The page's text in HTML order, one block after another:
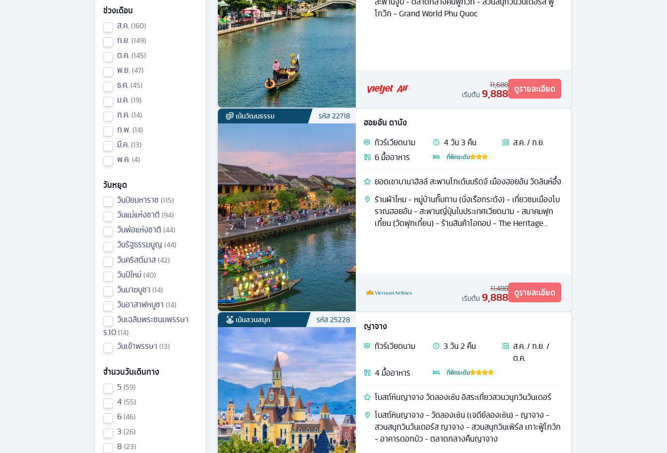
ช่วงเดือน
ส.ค. 160
ก.ย. 149
ต.ค. 145
พ.ย. 47
ธ.ค. 45
ม.ค. 19
ก.ค. 14
ก.พ. 14
มี.ค. 13
พ.ค. 4
วันหยุด
วันปิยมหาราช 115
วันแม่แห่งชาติ 94
วันพ่อแห่งชาติ 44
วันรัฐธรรมนูญ 44
วันคริสต์มาส 42
วันปีใหม่ 40
วันมาฆบูชา 14
วันอาสาฬหบูชา 14
วันเฉลิมพระชนมพรรษา
ร.10 14
วันเข้าพรรษา 13
จำนวนวันเดินทาง
5 59
4 55
6 46
3 26
8 23
โกว๊ก - Grand World Phu Quoc
11,688
เริ่มต้น 9,888 ดูรายละเอียด
เน้นวัฒนธรรม รหัส22718
ฮอยอัน ดานัง
ทัวร์เวียดนาม 4วัน3 คืน
ส.ค. / ก.ย.
6มื้ออาหาร ที่พักระดับ
ยอดเขาบานาฮิลล์ สะพานโกเด้นบริดจ์ เมืองฮอยอัน วัดลินห์อึ๋ง
ร้านผ้าไหม - หมู่บ้านกั๊มทาน (นั่งเรือกระด้ง) - เที่ยวชมเมืองโบ
ราณฮอยอัน - สะพานญี่ปุ่นในประเทศเวียดนาม - สมาคมฟุก
เกี๋ยน (วัดฟุกเกี๋ยน) - ร้านสินค้าโอทอป - The Heritage
11,488
เริ่มต้น 9,888 ดูรายละเอียด
เน้นสวนสนุก รหัส25228
ญาจาง
ทัวร์เวียดนาม 3วัน2 คืน
ส.ค. / ก.ย. /
ต.ค.
4 มื้ออาหาร ที่พักระดับ
โบสถ์หินญาจาง วัดลองเซิน อิสระเที่ยวสวนวนุกวินวันเดอร์
โบสถ์หินญาจาง - วัดลองเซิน (เจดีย์ลองเซิน) - ญาจาง -
สวนสนุกวินวันเดอร์ส ญาจาง - สวนสนุกวินเพิร์ล เกาะฟู้โกว้ก
- อาคารดอกบัว - ตลาดกลางคืนญาจาง